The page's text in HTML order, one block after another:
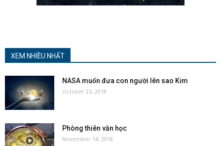
XEM NHIỀU NHẤT
NASA muốn đưa con người lên sao Kim
October 25, 2018
Phòng thiên văn học
November 14, 2018